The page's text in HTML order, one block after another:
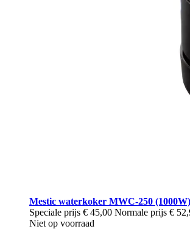
Mestic waterkoker MWC-250 (1000W)
Speciale prijs € 45,00 Normale prijs €
Niet op voorraad